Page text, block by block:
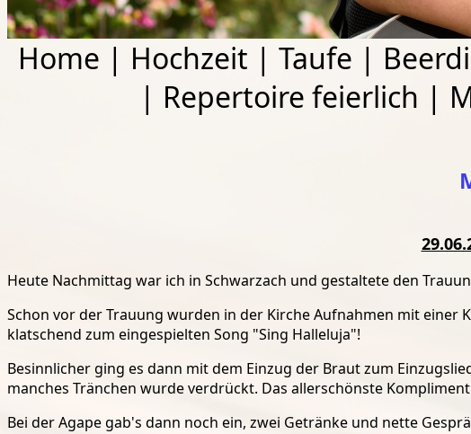
Home | Hochzeit | Taufe |
| Repertoire feierlich |
Heute Nachmittag war ich in Schwarzach und gestaltete den
Schon vor der Trauung wurden in der Kirche Aufnahmen mit
klatschend zum eingespielten Song "Sing Halleluja"!
Besinnlicher ging es dann mit dem Einzug der Braut zum
manches Tränchen wurde verdrückt. Das allerschönste
Bei der Agape gab's dann noch ein, zwei Getränke und nette